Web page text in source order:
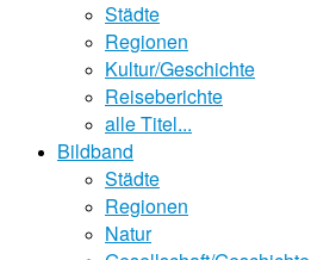
Städte
Regionen
Kultur/Geschichte
Reiseberichte
alle Titel...
Bildband
Städte
Regionen
Natur